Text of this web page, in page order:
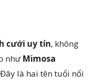
cưới uy tín, không
như Mimosa
là hai tên tuổi nổi